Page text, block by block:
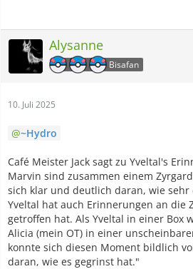
Alysanne
Bisafan
10. Juli 2025
~Hydro
Café Meister Jack sagt zu Yveltal's
Marvin sind zusammen einem
sich klar und deutlich daran, wie sehr
Yveltal hat auch Erinnerungen an die
getroffen hat. Als Yveltal in einer Box
Alicia (mein OT) in einer
konnte sich diesen Moment bildlich
daran, wie es gegrinst hat."